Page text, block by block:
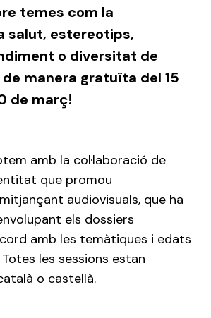
temes com la
salut, estereotips,
o diversitat de
manera gratuïta del 15
de març!
amb la col·laboració de
que promou
audiovisuals, que ha
els dossiers
amb les temàtiques i edats
les sessions estan
o castellà.